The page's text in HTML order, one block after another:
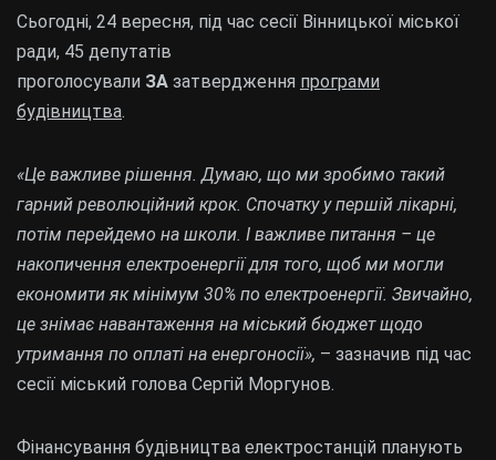
Сьогодні, 24 вересня, під час сесії Вінницької міської
ради, 45 депутатів
проголосували ЗА затвердження програми
будівництва.
«Це важливе рішення. Думаю, що ми зробимо такий
гарний революційний крок. Спочатку у першій лікарні,
потім перейдемо на школи. І важливе питання – це
накопичення електроенергії для того, щоб ми могли
економити як мінімум 30% по електроенергії. Звичайно,
це знімає навантаження на міський бюджет щодо
утримання по оплаті на енергоносії», – зазначив під час
сесії міський голова Сергій Моргунов.
Фінансування будівництва електростанцій планують